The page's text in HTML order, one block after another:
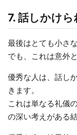
7. 話しかけら
最後はとても小さ
でも、これは意外
優秀な人は、話し
きます。
これは単なる礼儀
の深い考えがある